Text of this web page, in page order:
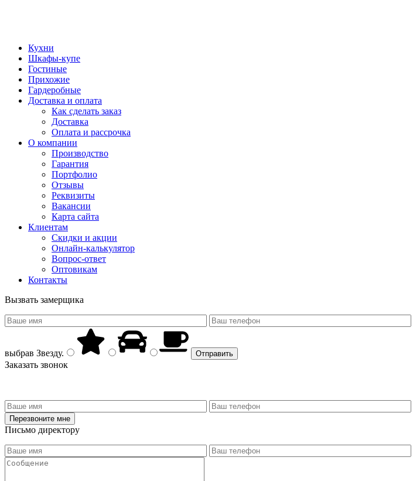
Кухни
Шкафы-купе
Гостиные
Прихожие
Гардеробные
Доставка и оплата
Как сделать заказ
Доставка
Оплата и рассрочка
О компании
Производство
Гарантия
Портфолио
Отзывы
Реквизиты
Вакансии
Карта сайта
Клиентам
Скидки и акции
Онлайн-калькулятор
Вопрос-ответ
Оптовикам
Контакты
Вызвать замерщика
выбрав Звезду.
Заказать звонок
Письмо директору